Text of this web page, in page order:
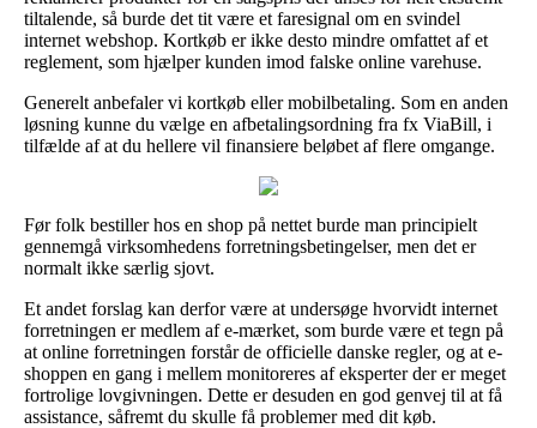
tiltalende, så burde det tit være et faresignal om en svindel
internet webshop. Kortkøb er ikke desto mindre omfattet af et
reglement, som hjælper kunden imod falske online varehuse.
Generelt anbefaler vi kortkøb eller mobilbetaling. Som en anden
løsning kunne du vælge en afbetalingsordning fra fx ViaBill, i
tilfælde af at du hellere vil finansiere beløbet af flere omgange.
Før folk bestiller hos en shop på nettet burde man principielt
gennemgå virksomhedens forretningsbetingelser, men det er
normalt ikke særlig sjovt.
Et andet forslag kan derfor være at undersøge hvorvidt internet
forretningen er medlem af e-mærket, som burde være et tegn på
at online forretningen forstår de officielle danske regler, og at e-
shoppen en gang i mellem monitoreres af eksperter der er meget
fortrolige lovgivningen. Dette er desuden en god genvej til at få
assistance, såfremt du skulle få problemer med dit køb.